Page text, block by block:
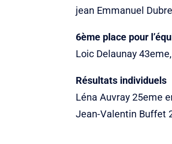
jean Emmanuel
6ème place pour
Loic Delaunay
Résultats individuels
Léna Auvray 25eme
Jean-Valentin Buffet